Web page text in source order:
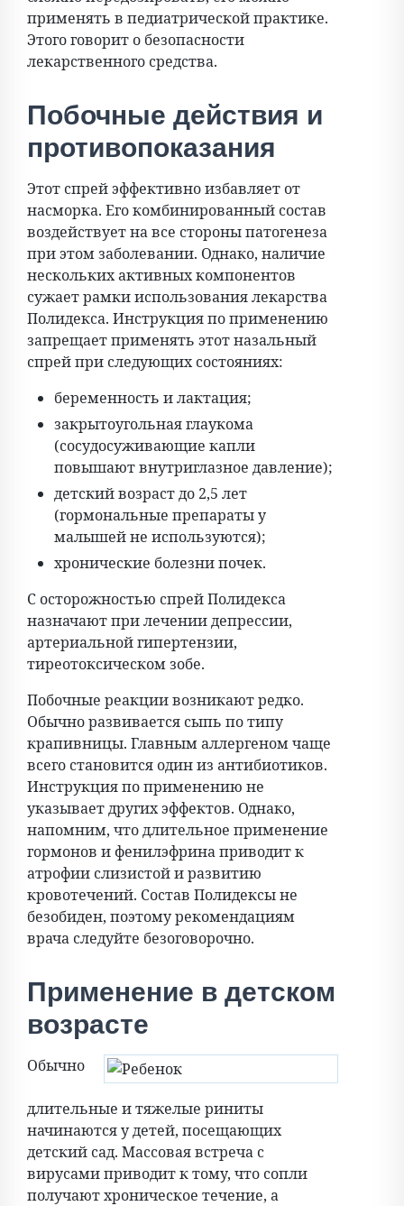
применять в педиатрической практике.
Этого говорит о безопасности
лекарственного средства.
Побочные действия и
противопоказания
Этот спрей эффективно избавляет от
насморка. Его комбинированный состав
воздействует на все стороны патогенеза
при этом заболевании. Однако, наличие
нескольких активных компонентов
сужает рамки использования лекарства
Полидекса. Инструкция по применению
запрещает применять этот назальный
спрей при следующих состояниях:
беременность и лактация;
закрытоугольная глаукома
(сосудосуживающие капли
повышают внутриглазное давление);
детский возраст до 2,5 лет
(гормональные препараты у
малышей не используются);
хронические болезни почек.
С осторожностью спрей Полидекса
назначают при лечении депрессии,
артериальной гипертензии,
тиреотоксическом зобе.
Побочные реакции возникают редко.
Обычно развивается сыпь по типу
крапивницы. Главным аллергеном чаще
всего становится один из антибиотиков.
Инструкция по применению не
указывает других эффектов. Однако,
напомним, что длительное применение
гормонов и фенилэфрина приводит к
атрофии слизистой и развитию
кровотечений. Состав Полидексы не
безобиден, поэтому рекомендациям
врача следуйте безоговорочно.
Применение в детском
возрасте
Обычно
длительные и тяжелые риниты
начинаются у детей, посещающих
детский сад. Массовая встреча с
вирусами приводит к тому, что сопли
получают хроническое течение, а